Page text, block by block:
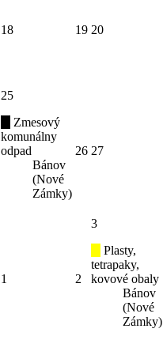
18 19 20
25
Zmesový
komunálny
odpad
Bánov
(Nové
Zámky)
26 27
1 2
3
Plasty,
tetrapaky,
kovové obaly
Bánov
(Nové
Zámky)